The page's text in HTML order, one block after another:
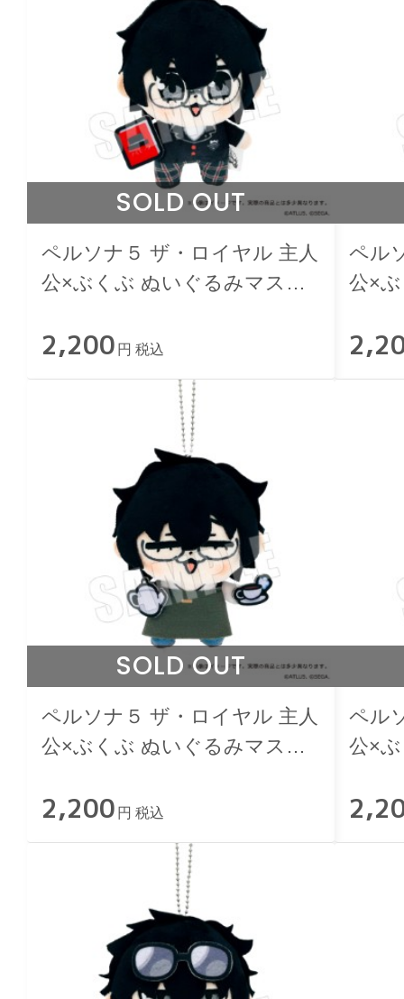
SOLD OUT
ペルソナ５ ザ・ロイヤル 主人
公×ぶくぶ ぬいぐるみマスコ
2,200 円 税込
ペル
公×
SOLD OUT
ペルソナ５ ザ・ロイヤル 主人
公×ぶくぶ ぬいぐるみマスコ
2,200 円 税込
ペル
公×